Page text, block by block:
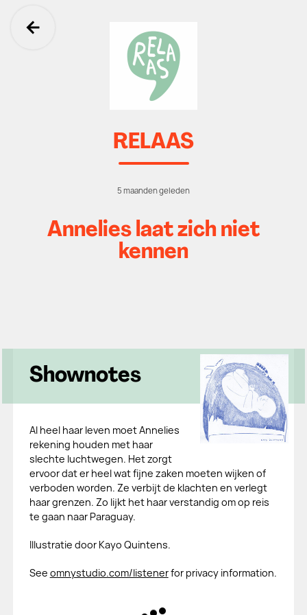
Ga terug
RELAAS
5 maanden geleden
Annelies laat zich niet
kennen
Shownotes
Al heel haar leven moet Annelies
rekening houden met haar
slechte luchtwegen. Het zorgt
ervoor dat er heel wat fijne zaken moeten wijken of
verboden worden. Ze verbijt de klachten en verlegt
haar grenzen. Zo lijkt het haar verstandig om op reis
te gaan naar Paraguay.
Illustratie door Kayo Quintens.
See omnystudio.com/listenerfor privacy information.